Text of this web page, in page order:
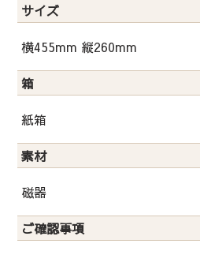
サイズ
横455mm 縦260mm
箱
紙箱
素材
磁器
ご確認事項